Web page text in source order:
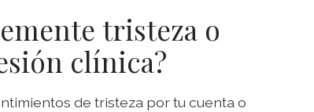
tristeza o
clínica?
de tristeza por tu cuenta o